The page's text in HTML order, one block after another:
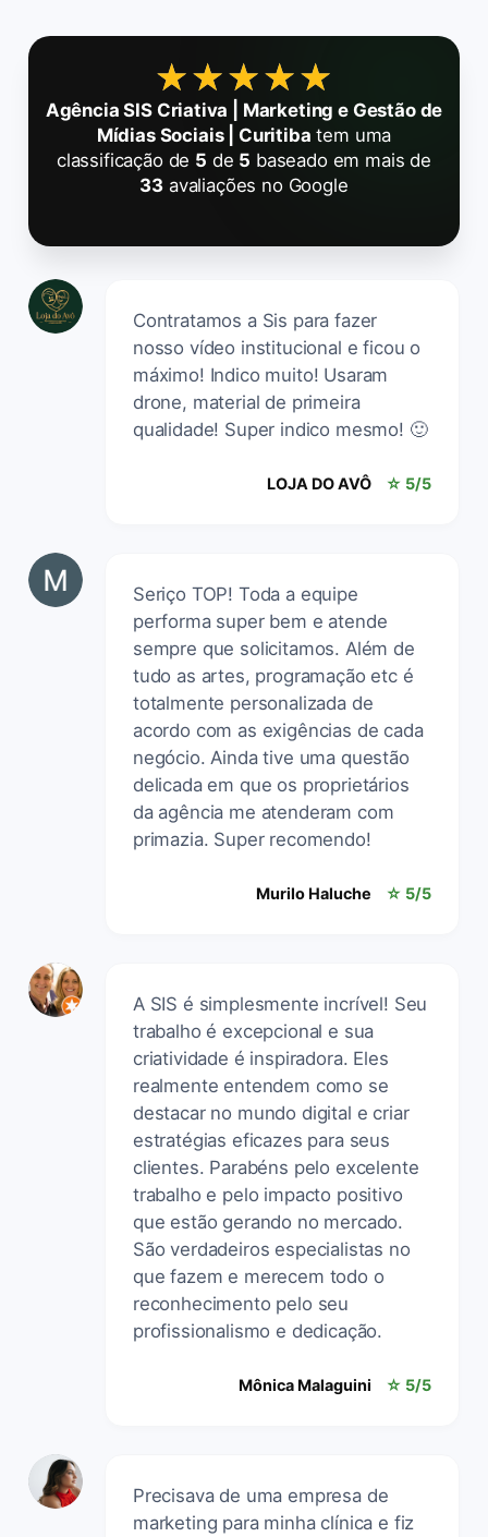
★★★★★
★★★★★
Agência SIS Criativa | Marketing e Gestão de
Mídias Sociais | Curitiba tem uma
classificação de 5 de 5 baseado em mais de
33 avaliações no Google
Contratamos a Sis para fazer
nosso vídeo institucional e ficou o
máximo! Indico muito! Usaram
drone, material de primeira
qualidade! Super indico mesmo! 🙂
LOJA DO AVÔ ☆ 5/5
Seriço TOP! Toda a equipe
performa super bem e atende
sempre que solicitamos. Além de
tudo as artes, programação etc é
totalmente personalizada de
acordo com as exigências de cada
negócio. Ainda tive uma questão
delicada em que os proprietários
da agência me atenderam com
primazia. Super recomendo!
Murilo Haluche ☆ 5/5
A SIS é simplesmente incrível! Seu
trabalho é excepcional e sua
criatividade é inspiradora. Eles
realmente entendem como se
destacar no mundo digital e criar
estratégias eficazes para seus
clientes. Parabéns pelo excelente
trabalho e pelo impacto positivo
que estão gerando no mercado.
São verdadeiros especialistas no
que fazem e merecem todo o
reconhecimento pelo seu
profissionalismo e dedicação.
Mônica Malaguini ☆ 5/5
Precisava de uma empresa de
marketing para minha clínica e fiz